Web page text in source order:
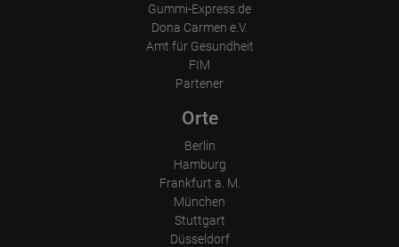
Gummi-Express.de
Dona Carmen e.V.
Amt für Gesundheit
FIM
Partener
Orte
Berlin
Hamburg
Frankfurt a. M.
München
Stuttgart
Düsseldorf